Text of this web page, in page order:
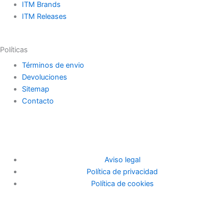
ITM Brands
ITM Releases
Políticas
Términos de envio
Devoluciones
Sitemap
Contacto
Aviso legal
Política de privacidad
Política de cookies